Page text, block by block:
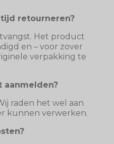
retourneren?
Het product
en – voor zover
verpakking te
aanmelden?
raden het wel aan
kunnen verwerken.